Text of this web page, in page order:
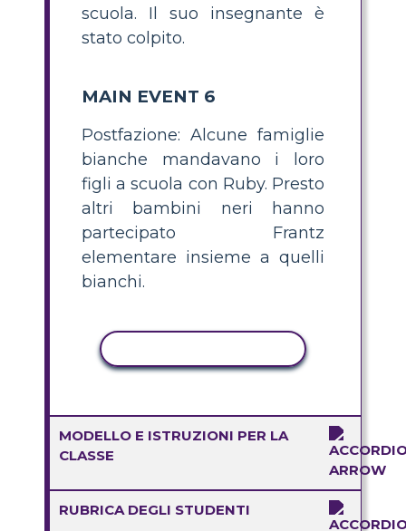
scuola. Il suo insegnante è
stato colpito.
MAIN EVENT 6
Postfazione: Alcune famiglie
bianche mandavano i loro
figli a scuola con Ruby. Presto
altri bambini neri hanno
partecipato Frantz
elementare insieme a quelli
bianchi.
MODELLO E ISTRUZIONI PER LA
CLASSE
RUBRICA DEGLI STUDENTI